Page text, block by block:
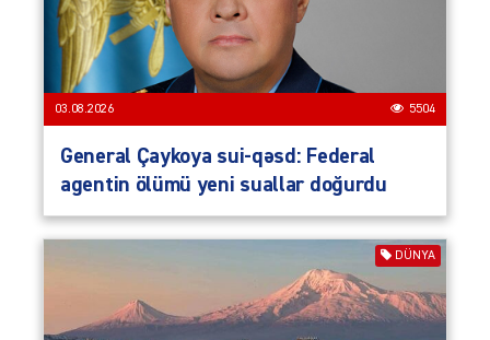
03.08.2026 5504
General Çaykoya sui-qəsd: Federal
agentin ölümü yeni suallar doğurdu
DÜNYA